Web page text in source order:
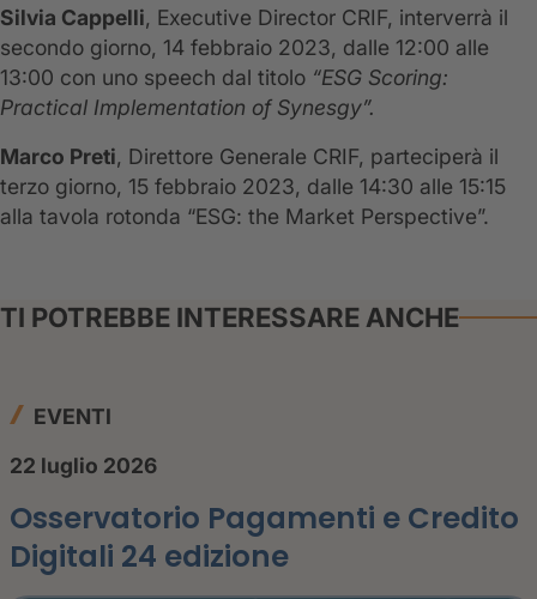
Silvia Cappelli, Executive Director CRIF, interverrà il
secondo giorno, 14 febbraio 2023, dalle 12:00 alle
13:00 con uno speech dal titolo “ESG Scoring:
Practical Implementation of Synesgy”.
Marco Preti, Direttore Generale CRIF, parteciperà il
terzo giorno, 15 febbraio 2023, dalle 14:30 alle 15:15
alla tavola rotonda “ESG: the Market Perspective”.
TI POTREBBE INTERESSARE ANCHE
EVENTI
22 luglio 2026
Osservatorio Pagamenti e Credito
Digitali 24 edizione